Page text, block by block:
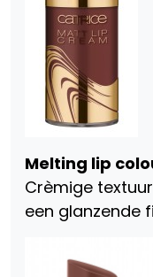
Melting lip
Crèmige
een glanzende